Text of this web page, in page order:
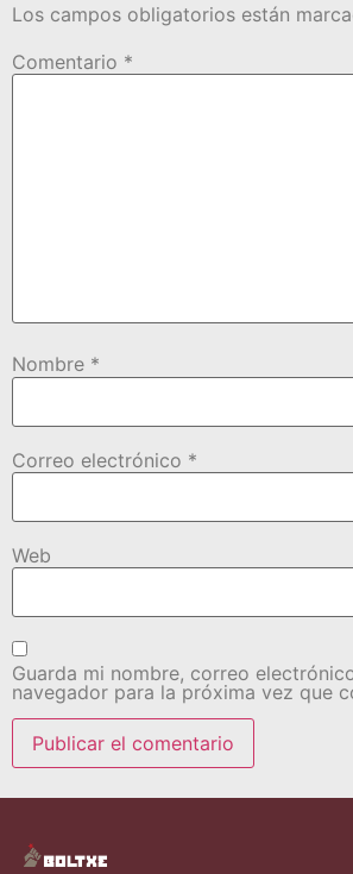
Los campos obligatorios están
Comentario *
Nombre *
Correo electrónico *
Web
Guarda mi nombre, correo
navegador para la próxima vez que